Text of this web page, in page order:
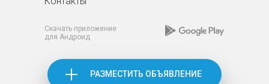
Скачать приложение
для Андроид
РАЗМЕСТИТЬ ОБЪЯВЛЕНИЕ